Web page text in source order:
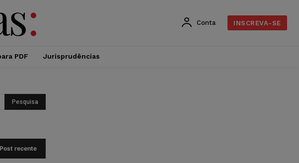
Conta INSCREVA-SE
PDF Jurisprudências
Post recente